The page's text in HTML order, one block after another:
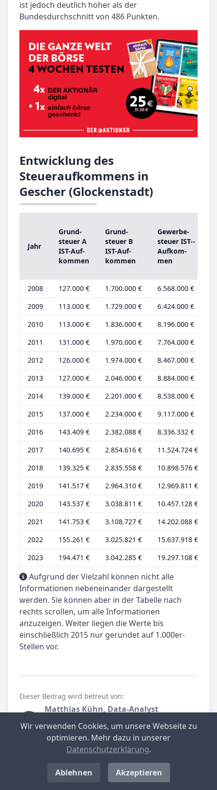
ist jedoch deutlich höher als der
Bundesdurchschnitt von 486 Punkten.
Entwicklung des
Steueraufkommens in
Gescher (Glockenstadt)
Jahr
Grund­
steu­er A
IST-­Auf­
kom­men
Grund­
steu­er B
IST-­Auf­
kom­men
Ge­wer­be­
steu­er IST-­
Auf­kom­
men
2008 127.000 € 1.700.000 € 6.568.000 €
2009
113.000 € 1.729.000 € 6.424.000 €
2010
113.000 € 1.836.000 € 8.196.000 €
2011
131.000 € 1.970.000 € 7.764.000 €
2012
126.000 € 1.974.000 € 8.467.000 €
2013
127.000 € 2.046.000 € 8.884.000 €
2014
139.000 € 2.201.000 € 8.538.000 €
2015
137.000 € 2.234.000 € 9.117.000 €
2016
143.409 € 2.382.088 € 8.336.332 €
2017
140.695 € 2.854.616 € 11.524.724 €
2018
139.325 € 2.835.558 € 10.898.576 €
2019
141.517 € 2.964.310 € 12.969.811 €
2020
143.537 € 3.038.811 € 10.457.128 €
2021
141.753 € 3.108.727 € 14.202.088 €
2022
155.261 € 3.025.821 € 15.637.918 €
2023
194.471 € 3.042.285 € 19.297.108 €
Aufgrund der Vielzahl können nicht alle
Informationen nebeneinander dargestellt
werden. Sie können aber in der Tabelle nach
rechts scrollen, um alle Informationen
anzuzeigen. Weiter liegen die Werte bis
einschließlich 2015 nur gerundet auf 1.000er-
Stellen vor.
Dieser Beitrag wird betreut von:
Matthias Kühn, Data-Analyst
gewerbesteuer.net.
Spezialist für Datenanalyse.
Teilen Sie unseren Beitrag
Wir verwenden Cookies, um unsere Webseite zu
optimieren. Mehr dazu in unserer
Datenschutzerklärung.
Ablehnen Akzeptieren